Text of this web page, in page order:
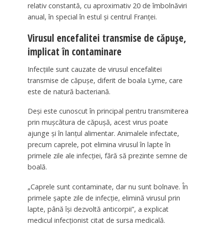
relativ constantă, cu aproximativ 20 de îmbolnăviri
anual, în special în estul și centrul Franței.
Virusul encefalitei transmise de căpușe,
implicat în contaminare
Infecțiile sunt cauzate de virusul encefalitei
transmise de căpușe, diferit de boala Lyme, care
este de natură bacteriană.
Deși este cunoscut în principal pentru transmiterea
prin mușcătura de căpușă, acest virus poate
ajunge și în lanțul alimentar. Animalele infectate,
precum caprele, pot elimina virusul în lapte în
primele zile ale infecției, fără să prezinte semne de
boală.
„Caprele sunt contaminate, dar nu sunt bolnave. În
primele șapte zile de infecție, elimină virusul prin
lapte, până își dezvoltă anticorpii”, a explicat
medicul infecționist citat de sursa medicală.